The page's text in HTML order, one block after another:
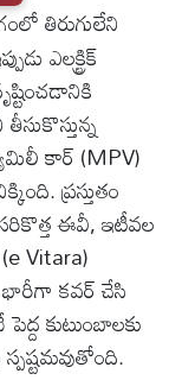
తిరుగులేని
ఎలక్ట్రిక్
కార్ (MPV)
ప్రస్తుతం
ఈవీ, ఇటీవల
Vitara)
భారీగా కవర్ చేసి
కుటుంబాలకు